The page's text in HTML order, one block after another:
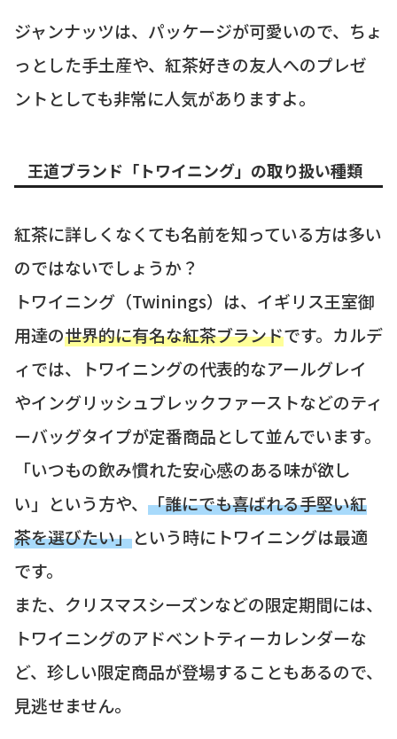
ジャンナッツは、パッケージが可愛いので、ちょ
っとした手土産や、紅茶好きの友人へのプレゼ
ントとしても非常に人気がありますよ。
王道ブランド「トワイニング」の取り扱い種類
紅茶に詳しくなくても名前を知っている方は多い
のではないでしょうか？
トワイニング（Twinings）は、イギリス王室御
用達の世界的に有名な紅茶ブランドです。カルデ
ィでは、トワイニングの代表的なアールグレイ
やイングリッシュブレックファーストなどのティ
ーバッグタイプが定番商品として並んでいます。
「いつもの飲み慣れた安心感のある味が欲し
い」という方や、 「誰にでも喜ばれる手堅い紅
茶を選びたい」という時にトワイニングは最適
です。
また、クリスマスシーズンなどの限定期間には、
トワイニングのアドベントティーカレンダーな
ど、珍しい限定商品が登場することもあるので、
見逃せません。